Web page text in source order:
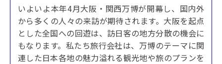
いよいよ本年4月大阪・関西万博が開幕し、国内外
から多くの人々の来訪が期待されます。大阪を起点
とした全国への回遊は、訪日客の地方分散の機会に
もなります。私たち旅行会社は、万博のテーマに関
連した日本各地の魅力溢れる観光地や旅のプランを